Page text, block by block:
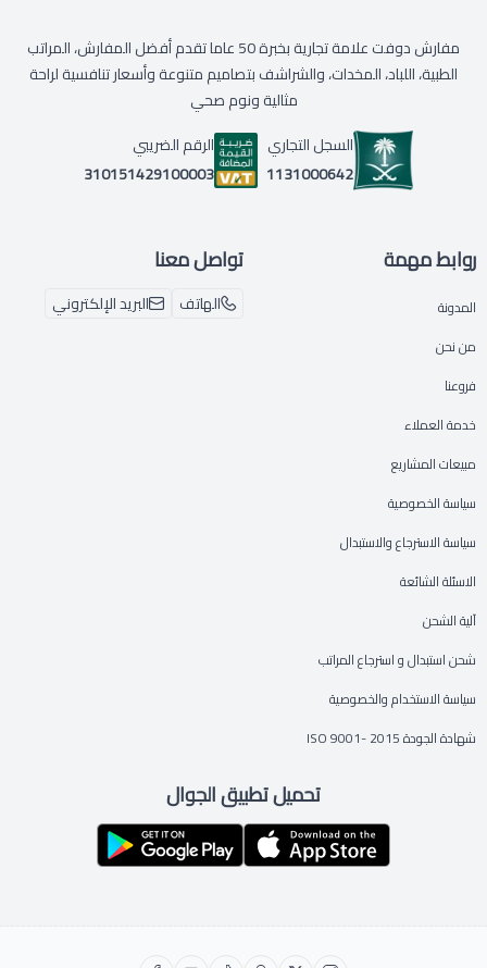
مفارش دوفت علامة تجارية بخبرة 50 عاما تقدم أفضل المفارش، المراتب
الطبية، اللباد، المخدات، والشراشف بتصاميم متنوعة وأسعار تنافسية لراحة
مثالية ونوم صحي
السجل التجاري
1131000642
الرقم الضريبي
310151429100003
روابط مهمة
المدونة
من نحن
فروعنا
خدمة العملاء
مبيعات المشاريع
سياسة الخصوصية
سياسة الاسترجاع والاستبدال
الاسئلة الشائعة
آلية الشحن
شحن استبدال و استرجاع المراتب
سياسة الاستخدام والخصوصية
شهادة الجودة ISO 9001- 2015
تواصل معنا
الهاتف البريد الإلكتروني
تحميل تطبيق الجوال